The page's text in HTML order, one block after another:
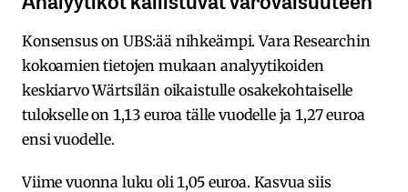
Konsensus on UBS:ää nihkeämpi. Vara Researchin
kokoamien tietojen mukaan analyytikoiden
keskiarvo Wärtsilän oikaistulle osakekohtaiselle
tulokselle on 1,13 euroa tälle vuodelle ja 1,27 euroa
ensi vuodelle.
Viime vuonna luku oli 1,05 euroa. Kasvua siis